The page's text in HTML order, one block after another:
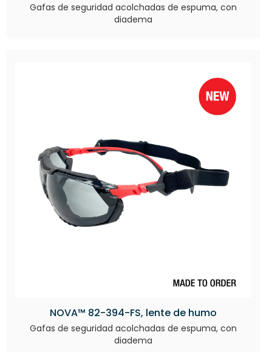
Gafas de seguridad acolchadas de espuma, con
diadema
NOVA™ 82-394-FS, lente de humo
Gafas de seguridad acolchadas de espuma, con
diadema